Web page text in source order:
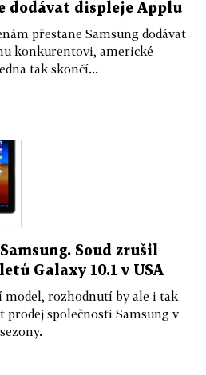
dodávat displeje Applu
přestane Samsung dodávat
konkurentovi, americké
tak skončí...
Soud zrušil
Galaxy 10.1 v USA
model, rozhodnutí by ale i tak
společnosti Samsung v